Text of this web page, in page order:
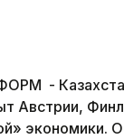
-
Австрии,
экономики.